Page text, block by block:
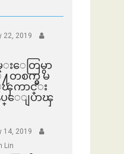
22, 2019
ေတြမွာ
တစက္မွ မ
ၾကာင္း
ပ္ေျပာၾ
14, 2019
Lin